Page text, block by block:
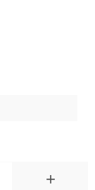
+